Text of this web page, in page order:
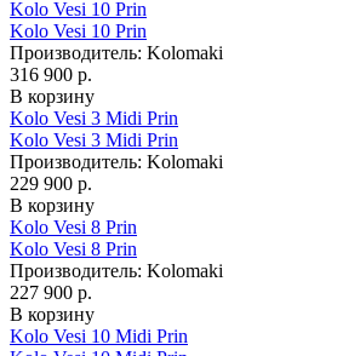
Kolo Vesi 10 Prin
Kolo Vesi 10 Prin
Производитель: Kolomaki
316 900 р.
В корзину
Kolo Vesi 3 Midi Prin
Kolo Vesi 3 Midi Prin
Производитель: Kolomaki
229 900 р.
В корзину
Kolo Vesi 8 Prin
Kolo Vesi 8 Prin
Производитель: Kolomaki
227 900 р.
В корзину
Kolo Vesi 10 Midi Prin